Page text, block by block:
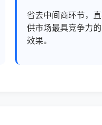
省去中间商环节，
供市场最具竞争力
效果。